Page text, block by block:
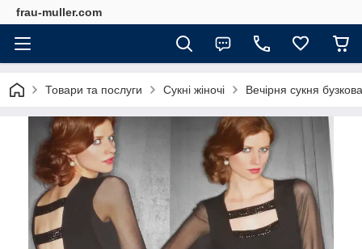
frau-muller.com
Товари та послуги Сукні жіночі Вечірня сукня